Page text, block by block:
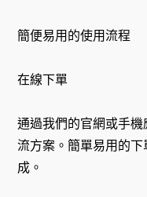
簡便易用的使用流程
在線下單
通過我們的官網或手
流方案。簡單易用的
成。